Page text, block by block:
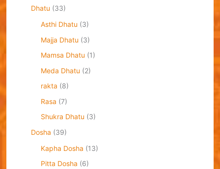
Dhatu (33)
Asthi Dhatu (3)
Majja Dhatu (3)
Mamsa Dhatu (1)
Meda Dhatu (2)
rakta (8)
Rasa (7)
Shukra Dhatu (3)
Dosha (39)
Kapha Dosha (13)
Pitta Dosha (6)